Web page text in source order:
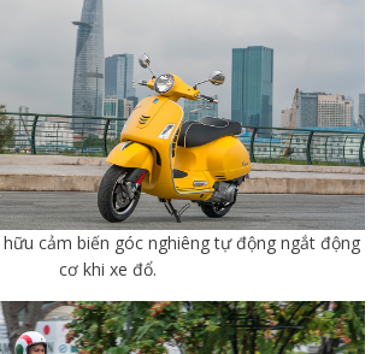
hữu cảm biến góc nghiêng tự động ngắt động
cơ khi xe đổ.